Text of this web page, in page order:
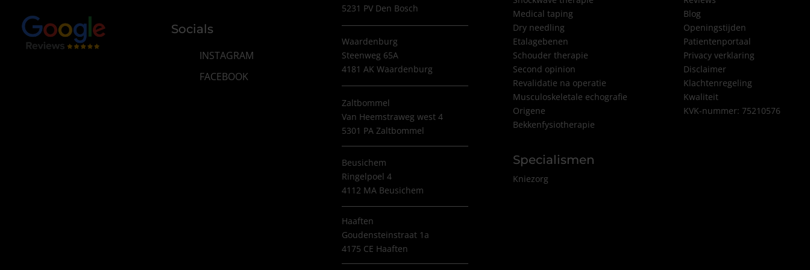
Socials
INSTAGRAM
FACEBOOK
5231 PV Den Bosch
Waardenburg
Steenweg 65A
4181 AK Waardenburg
Zaltbommel
Van Heemstraweg west 4
5301 PA Zaltbommel
Beusichem
Ringelpoel 4
4112 MA Beusichem
Haaften
Goudensteinstraat 1a
4175 CE Haaften
Medical taping
Dry needling
Etalagebenen
Schouder therapie
Second opinion
Revalidatie na operatie
Musculoskeletale echografie
Origene
Bekkenfysiotherapie
Specialismen
Kniezorg
Blog
Openingstijden
Patientenportaal
Privacy verklaring
Disclaimer
Klachtenregeling
Kwaliteit
KVK-nummer: 75210576